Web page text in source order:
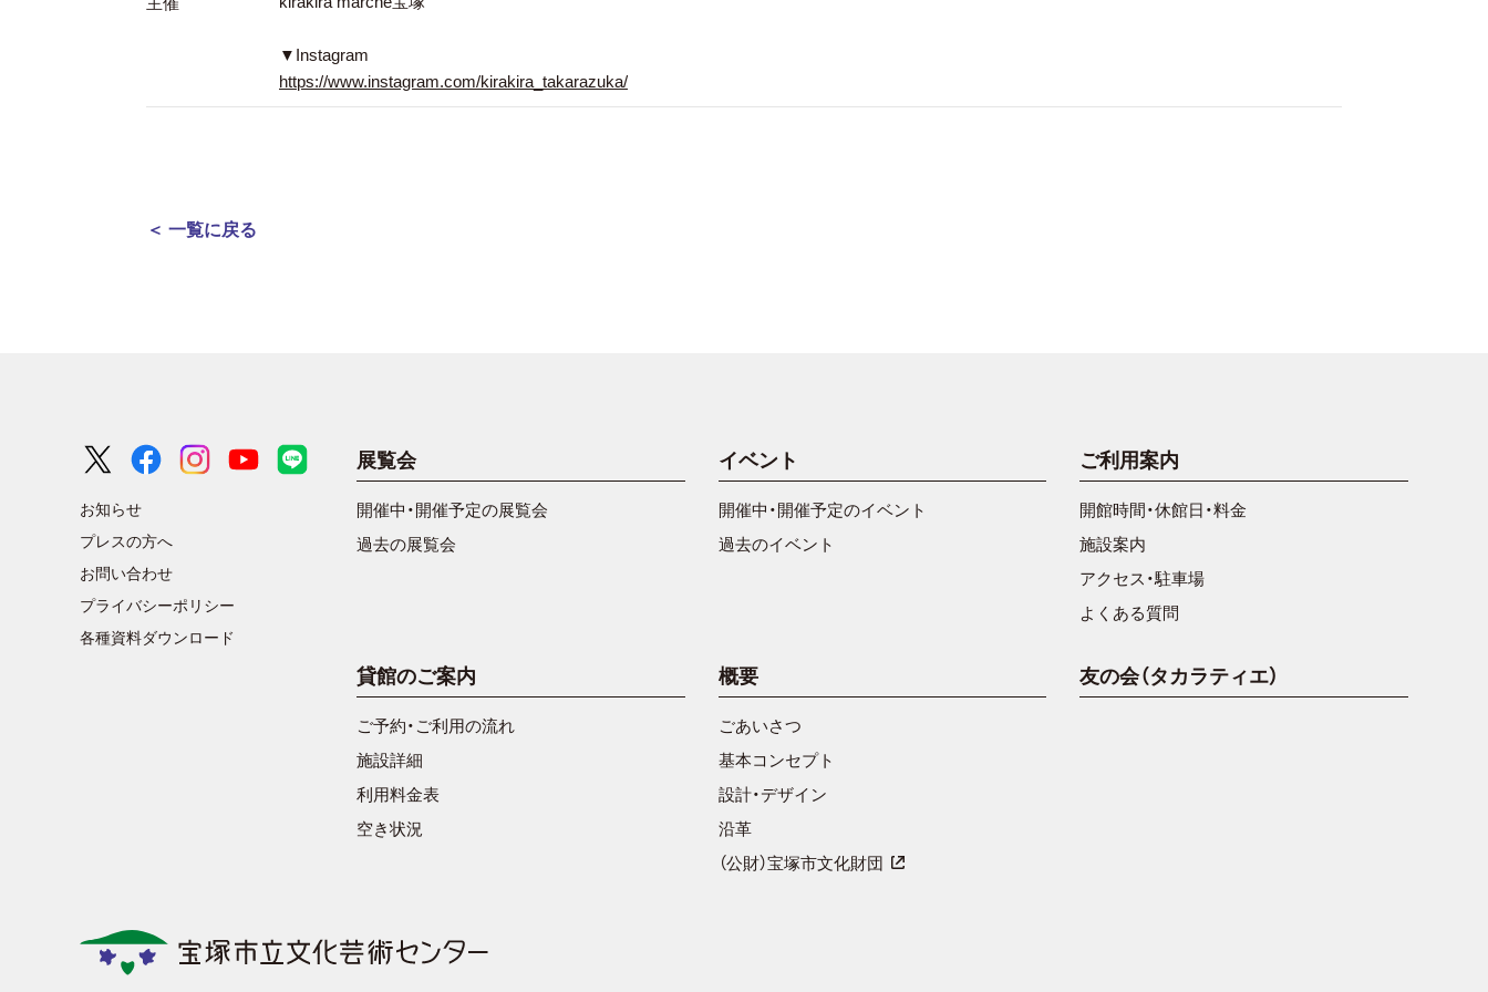
▼Instagram
https://www.instagram.com/kirakira_takarazuka/
＜ 一覧に戻る
お知らせ
プレスの方へ
お問い合わせ
プライバシーポリシー
各種資料ダウンロード
展覧会
開催中・開催予定の展覧会
過去の展覧会
イベント
開催中・開催予定のイベント
過去のイベント
ご利用案内
開館時間・休館日・料金
施設案内
アクセス・駐車場
よくある質問
貸館のご案内
ご予約・ご利用の流れ
施設詳細
利用料金表
空き状況
概要
ごあいさつ
基本コンセプト
設計・デザイン
沿革
（公財）宝塚市文化財団
友の会（タカラティエ）